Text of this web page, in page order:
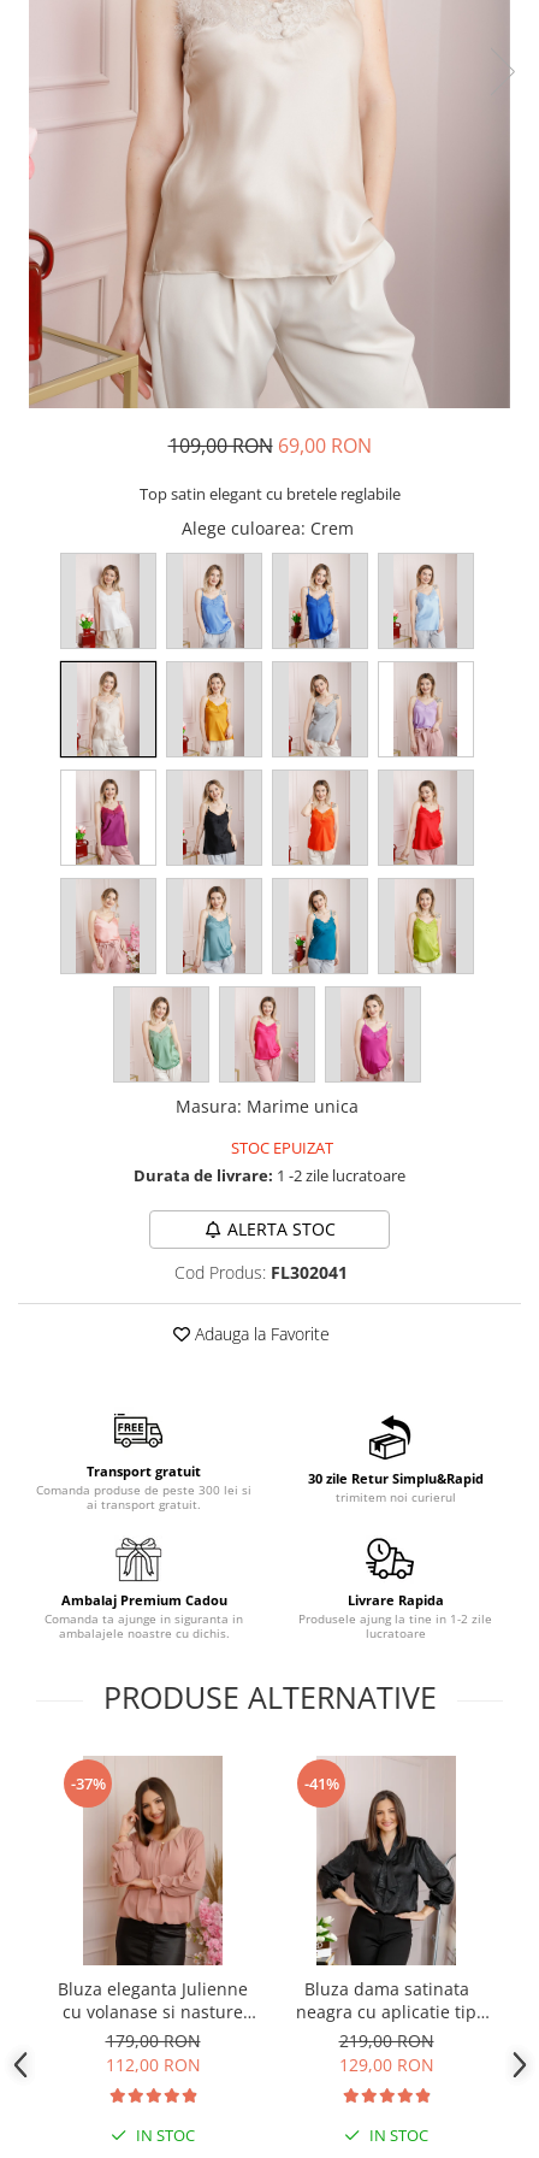
109,00 RON 69,00 RON
Top satin elegant cu bretele reglabile
Alege culoarea: Crem
Masura: Marime unica
STOC EPUIZAT
Durata de livrare: 1 -2 zile lucratoare
ALERTA STOC
Cod Produs: FL302041
Adauga la Favorite
Transport gratuit
Comanda produse de peste 300 lei si
ai transport gratuit.
30 zile Retur Simplu&Rapid
trimitem noi curierul
Ambalaj Premium Cadou
Comanda ta ajunge in siguranta in
ambalajele noastre cu dichis.
Livrare Rapida
Produsele ajung la tine in 1-2 zile
lucratoare
PRODUSE ALTERNATIVE
-37%
Bluza eleganta Julienne
cu volanase si nasture
stilizat - Roz pudrat
179,00 RON
112,00 RON
IN STOC
-41%
Bluza dama satinata
neagra cu aplicatie tip
cravata Yvonne
219,00 RON
129,00 RON
IN STOC